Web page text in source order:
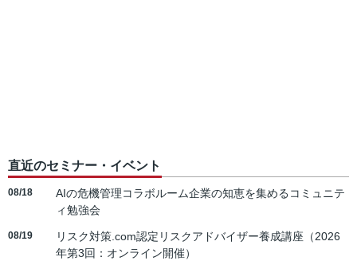
直近のセミナー・イベント
08/18
AIの危機管理コラボルーム企業の知恵を集めるコミュニテ
ィ勉強会
08/19
リスク対策.com認定リスクアドバイザー養成講座（2026
年第3回：オンライン開催）